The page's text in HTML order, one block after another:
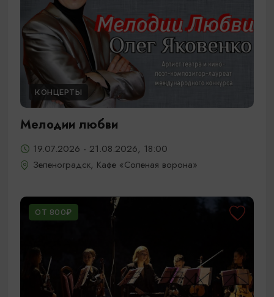
КОНЦЕРТЫ
Мелодии любви
19.07.2026 - 21.08.2026, 18:00
Зеленоградск, Кафе «Соленая ворона»
ОТ 800₽